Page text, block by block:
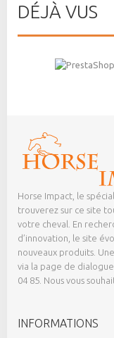
DÉJÀ VUS
Horse Impact, le
trouverez sur ce site
votre cheval. En
d’innovation, le site
nouveaux produits.
via la page de dialogue,
04 85. Nous vous
INFORMATIONS